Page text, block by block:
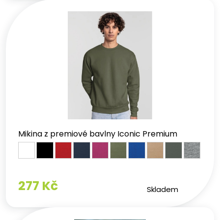
Rychlá expedice pro firemní akce a eventy
Mikiny pro venkovní práci a
softshellová bunda CASUAL
fleecová bunda Hi-Q
pro chladné prostředí
Vhodné pro stavbaře, techniky a venkovní pracovníky
Prémiové mikiny pro manažery a
Prémiovádámská JN 795pro elegantní kancelářské
Dostupné v elegantních barvách pro firemní
Přední značky pracovních mikin v
Mikina z premiové bavlny Iconic Premium
277 Kč Skladem